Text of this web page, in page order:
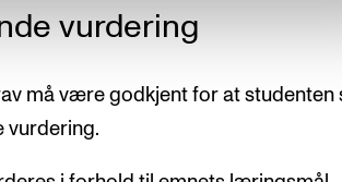
vurdering
må være godkjent for at studenten
vurdering.